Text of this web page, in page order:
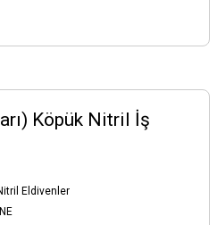
Köpük Nitril İş
Eldivenler